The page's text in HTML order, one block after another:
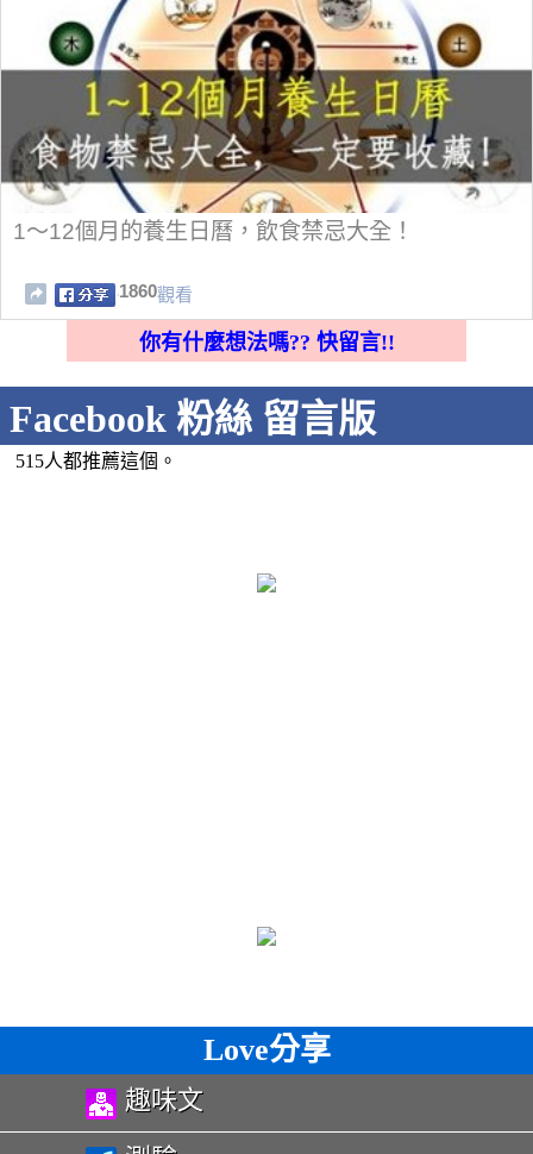
1～12個月的養生日曆，飲食禁忌大全！
1860觀看
你有什麼想法嗎?? 快留言!!
Facebook 粉絲 留言版
515人都推薦這個。
Love分享
趣味文